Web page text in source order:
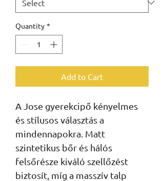
Quantity *
Add to Cart
A Jose gyerekcipő kényelmes
és stílusos választás a
mindennapokra. Matt
szintetikus bőr és hálós
felsőrésze kiváló szellőzést
biztosít, míg a masszív talp